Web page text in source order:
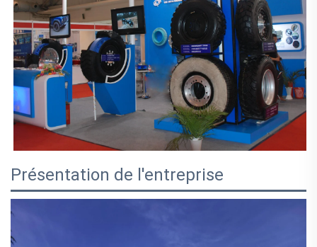
Présentation de l'entreprise